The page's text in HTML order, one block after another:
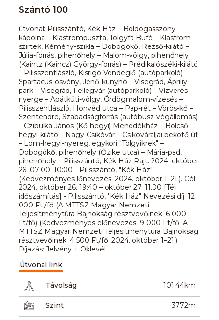
Szántó 100
útvonal: Pilisszántó, Kék Ház – Boldogasszony-
kápolna – Klastrompuszta, Tölgyfa Büfé – Klastrom-
szirtek, Kémény-szikla – Dobogókő, Rezső-kilátó –
Júlia-forrás, pihenőhely – Malom-völgy, pihenőhely
(Kaintz (Kaincz) György-forrás) – Prédikálószéki-kilátó
– Pilisszentlászló, Kisrigó Vendéglő (autóparkoló) –
Spartacus-ösvény, Jenő-kunyhó – Visegrád, Ápriliy
park – Visegrád, Fellegvár (autóparkoló) – Vízverés
nyerge – Apátkúti-völgy, Ördögmalom-vízesés –
Pilisszentlászló, Honvéd utca – Pap-rét – Vörös-kő –
Szentendre, Szabadságforrás (autóbusz-végállomás)
– Czibulka János (Kő-hegyi) Menedékház – Bölcső-
hegyi-kilátó – Nagy-Csikóvár – Csikóváraljai bekötő út
– Lom-hegyi-nyereg, egykori "Tölgyikrek" –
Dobogókő, pihenőhely (Őzike utca) – Mária-pad,
pihenőhely – Pilisszántó, Kék Ház Rajt: 2024. október
26. 07:00–10:00 - Pilisszántó, "Kék Ház"
(Kedvezményes lőnevezés: 2024. október 1–21.). Cél:
2024. október 26. 19:40 – október 27. 11.00 [Téli
időszámítás] - Pilisszántó, "Kék Ház" Nevezési díj: 12
000 Ft /fő (A MTTSZ Magyar Nemzeti
Teljesítménytúra Bajnokság résztvevőinek: 6 000
Ft/fő) (Kedvezményes előnevezés: 9 000 Ft/fő. A
MTTSZ Magyar Nemzeti Teljesítménytúra Bajnokság
résztvevőinek: 4 500 Ft/fő. 2024. október 1–21.)
Díjazás: Jelvény + Oklevél
Útvonal link
Távolság 101.44km
Szint 3772m